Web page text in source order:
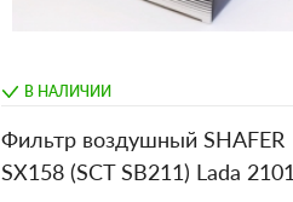
В НАЛИЧИИ
Фильтр воздушный SHAFER
SX158 (SCT SB211) Lada 2101